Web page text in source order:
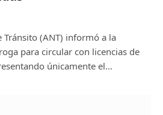
Tránsito (ANT) informó a la
para circular con licencias de
únicamente el…